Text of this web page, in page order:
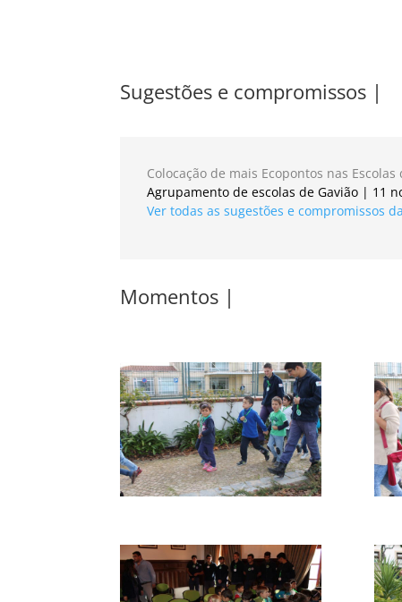
Sugestões e compromissos |
Colocação de mais Ecopontos nas
Agrupamento de escolas de Gavião | 11
Ver todas as sugestões e compromissos
Momentos |